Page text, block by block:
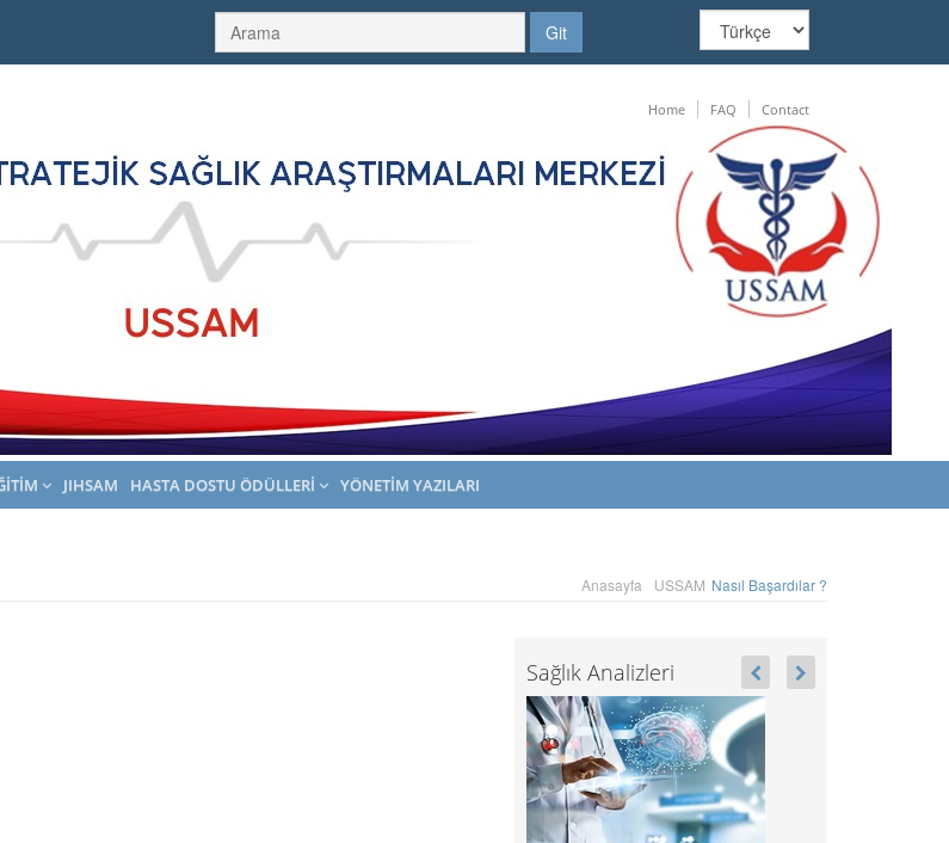
Home FAQ Contact
JIHSAM HASTA DOSTU ÖDÜLLERI YÖNETIM YAZILARI
Anasayfa USSAM Nasıl Başardılar ?
Sağlık Analizleri